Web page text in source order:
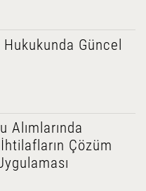
Güncel
Alımlarında
Çözüm